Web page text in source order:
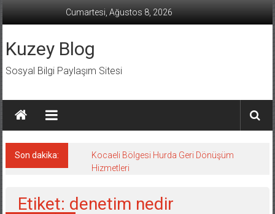
Cumartesi, Ağustos 8, 2026
Kuzey Blog
Sosyal Bilgi Paylaşım Sitesi
Son dakika:
Kocaeli Bölgesi Hurda Geri Dönüşüm
Hizmetleri
Etiket: denetim nedir